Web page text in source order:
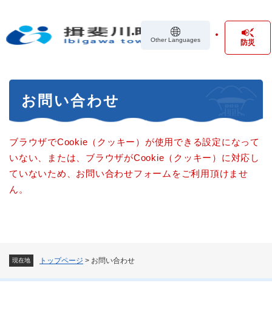
の
Other Languages 防災
現在地 トップページ > お問い合わせ
お問い合わせ
ブラウザでCookie（クッキー）が使用できる設定になって
いない、または、ブラウザがCookie（クッキー）に対応し
ていないため、お問い合わせフォームをご利用頂けませ
ん。